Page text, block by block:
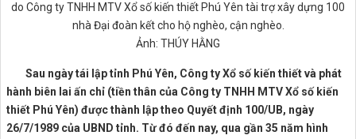
do Công ty TNHH MTV Xổ số kiến thiết Phú Yên tài trợ xây dựng 100
nhà Đại đoàn kết cho hộ nghèo, cận nghèo.
Ảnh: THÚY HẰNG
Sau ngày tái lập tỉnh Phú Yên, Công ty Xổ số kiến thiết và phát
hành biên lai ấn chỉ (tiền thân của Công ty TNHH MTV Xổ số kiến
thiết Phú Yên) được thành lập theo Quyết định 100/UB, ngày
26/7/1989 của UBND tỉnh. Từ đó đến nay, qua gần 35 năm hình